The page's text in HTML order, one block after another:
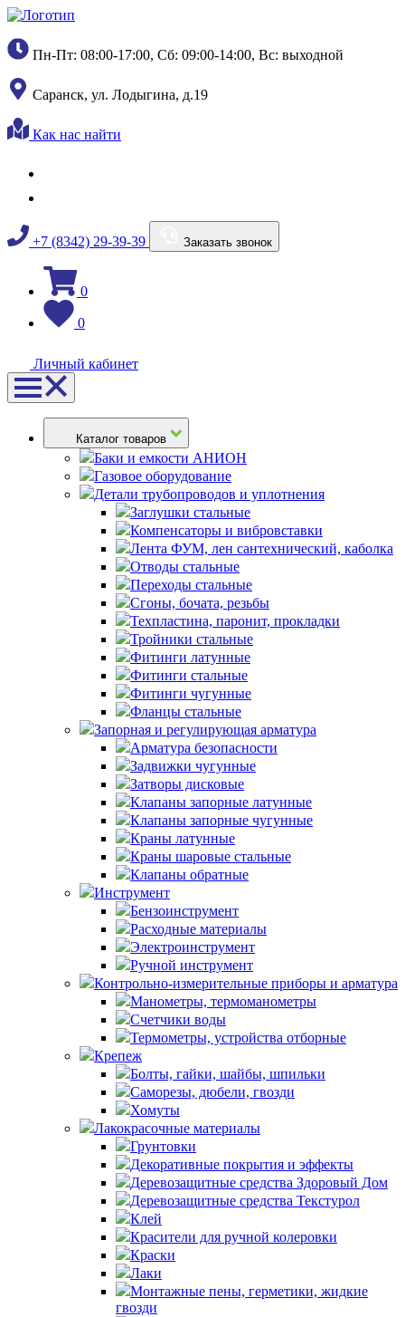
Пн-Пт: 08:00-17:00, Сб: 09:00-14:00, Вс: выходной
Саранск, ул. Лодыгина, д.19
Как нас найти
+7 (8342) 29-39-39 Заказать звонок
0
0
Личный кабинет
Каталог товаров
Баки и емкости АНИОН
Газовое оборудование
Детали трубопроводов и уплотнения
Заглушки стальные
Компенсаторы и вибровставки
Лента ФУМ, лен сантехнический, каболка
Отводы стальные
Переходы стальные
Сгоны, бочата, резьбы
Техпластина, паронит, прокладки
Тройники стальные
Фитинги латунные
Фитинги стальные
Фитинги чугунные
Фланцы стальные
Запорная и регулирующая арматура
Арматура безопасности
Задвижки чугунные
Затворы дисковые
Клапаны запорные латунные
Клапаны запорные чугунные
Краны латунные
Краны шаровые стальные
Клапаны обратные
Инструмент
Бензоинструмент
Расходные материалы
Электроинструмент
Ручной инструмент
Контрольно-измерительные приборы и арматура
Манометры, термоманометры
Счетчики воды
Термометры, устройства отборные
Крепеж
Болты, гайки, шайбы, шпильки
Саморезы, дюбели, гвозди
Хомуты
Лакокрасочные материалы
Грунтовки
Декоративные покрытия и эффекты
Деревозащитные средства Здоровый Дом
Деревозащитные средства Текстурол
Клей
Красители для ручной колеровки
Краски
Лаки
Монтажные пены, герметики, жидкие
гвозди